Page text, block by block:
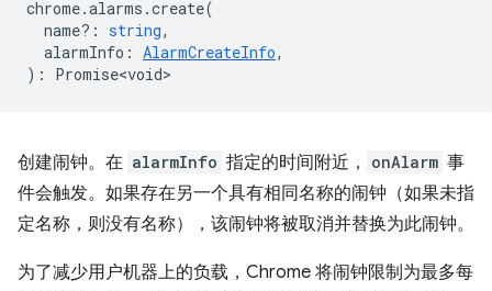
chrome.alarms .create(
name? : string,
alarmInfo : AlarmCreateInfo,
) : Promise<void>
创建闹钟。在 alarmInfo 指定的时间附近， onAlarm 事
件会触发。如果存在另一个具有相同名称的闹钟（如果未指
定名称，则没有名称），该闹钟将被取消并替换为此闹钟。
为了减少用户机器上的负载，Chrome 将闹钟限制为最多每